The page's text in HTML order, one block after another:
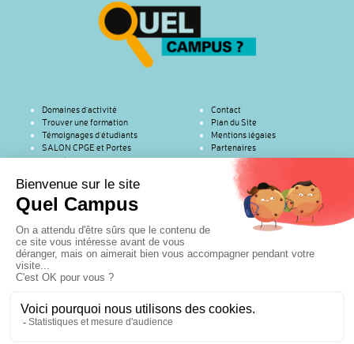
Domaines d’activité
Trouver une formation
Témoignages d’étudiants
SALON CPGE et Portes
ouvertes
Contact
Plan du Site
Mentions légales
Partenaires